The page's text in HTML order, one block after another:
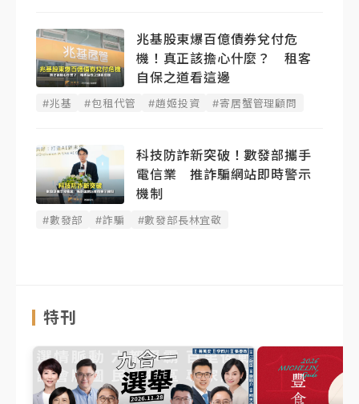
兆基股東爆百億債券兌付危
機！真正該擔心什麼？ 租客
自保之道看這邊
#兆基 #包租代管 #趙姬投資 #寄居蟹管理顧問
科技防詐新突破！數發部攜手
電信業 推詐騙網站即時警示
機制
#數發部 #詐騙 #數發部長林宜敬
特刊